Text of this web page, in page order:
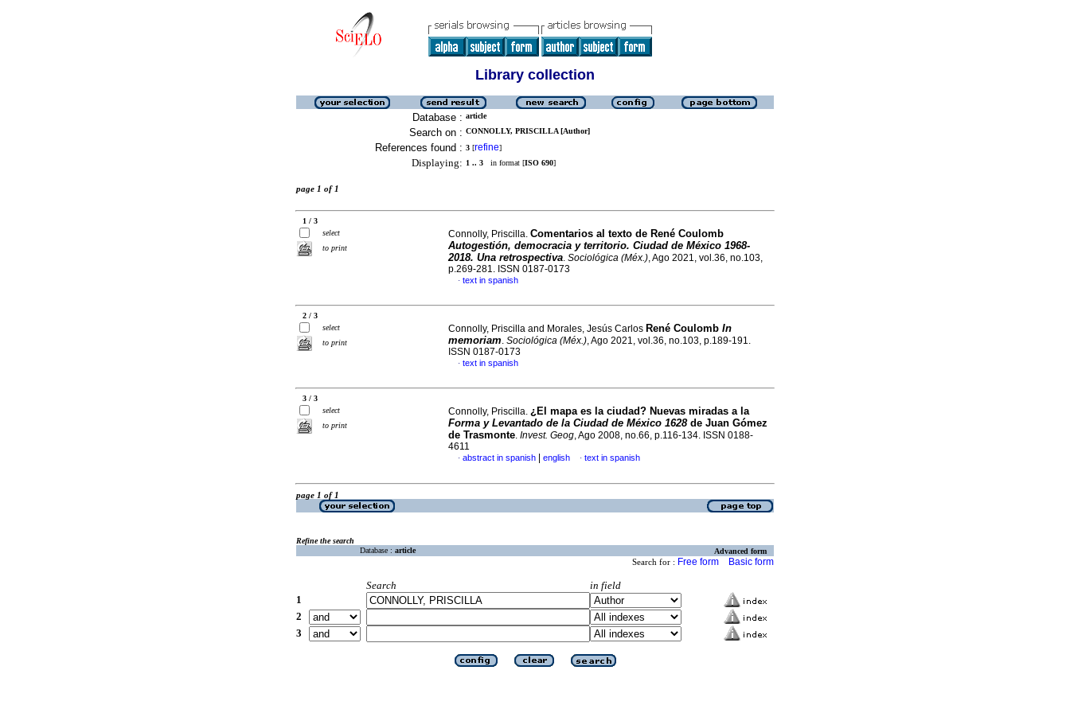
Library collection
Database : article
Search on : CONNOLLY, PRISCILLA [Author]
References found : 3 [refine]
Displaying: 1 .. 3 in format [ISO 690]
page 1 of 1
1 / 3
select
to print
Connolly, Priscilla. Comentarios al texto de René Coulomb
Autogestión, democracia y territorio. Ciudad de México 1968-
2018. Una retrospectiva. Sociológica (Méx.), Ago 2021, vol.36, no.103,
p.269-281. ISSN 0187-0173
· text in spanish
2 / 3
select
to print
Connolly, Priscilla and Morales, Jesús Carlos René Coulomb In
memoriam. Sociológica (Méx.), Ago 2021, vol.36, no.103, p.189-191.
ISSN 0187-0173
· text in spanish
3 / 3
select
to print
Connolly, Priscilla. ¿El mapa es la ciudad? Nuevas miradas a la
Forma y Levantado de la Ciudad de México 1628de Juan Gómez
de Trasmonte. Invest. Geog, Ago 2008, no.66, p.116-134. ISSN 0188-
4611
· abstract in spanish english · text in spanish
page 1 of 1
Refine the search
Database : article Advanced form
Search for : Free form Basic form
Search
in field
1
2
3